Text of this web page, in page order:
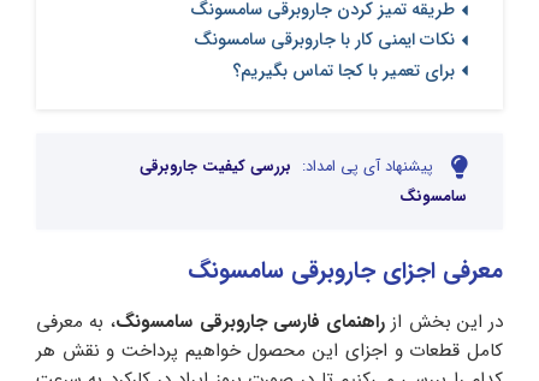
طریقه تمیز کردن جاروبرقی سامسونگ
نکات ایمنی کار با جاروبرقی سامسونگ
برای تعمیر با کجا تماس بگیریم؟
پیشنهاد آی پی امداد: بررسی کیفیت جاروبرقی
سامسونگ
معرفی اجزای جاروبرقی سامسونگ
در این بخش از راهنمای فارسی جاروبرقی سامسونگ، به معرفی
کامل قطعات و اجزای این محصول خواهیم پرداخت و نقش هر